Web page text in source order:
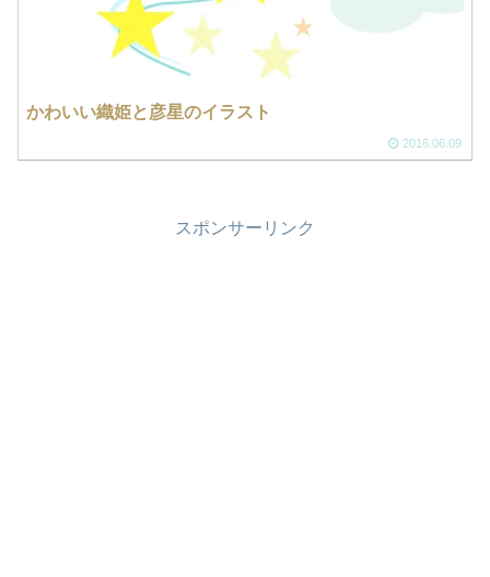
かわいい織姫と彦星のイラスト
2016.06.09
スポンサーリンク